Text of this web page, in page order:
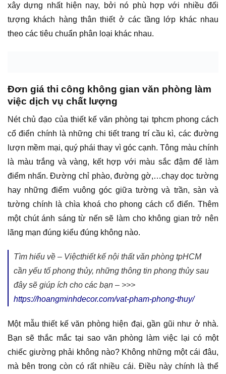
xây dựng nhất hiện nay, bởi nó phù hợp với nhiều đối
tượng khách hàng thân thiết ở các tầng lớp khác nhau
theo các tiêu chuẩn phân loại khác nhau.
Đơn giá thi công không gian văn phòng làm
Nét chủ đạo của thiết kế văn phòng tại tphcm phong cách
cổ điển chính là những chi tiết trang trí cầu kì, các đường
lượn mềm mại, quý phái thay vì góc cạnh. Tông màu chính
là màu trắng và vàng, kết hợp với màu sắc đậm để làm
điểm nhấn. Đường chỉ phào, đường gờ,…chạy dọc tường
hay những điểm vuông góc giữa tường và trần, sàn và
tường chính là chìa khoá cho phong cách cổ điển. Thêm
một chút ánh sáng từ nến sẽ làm cho không gian trở nên